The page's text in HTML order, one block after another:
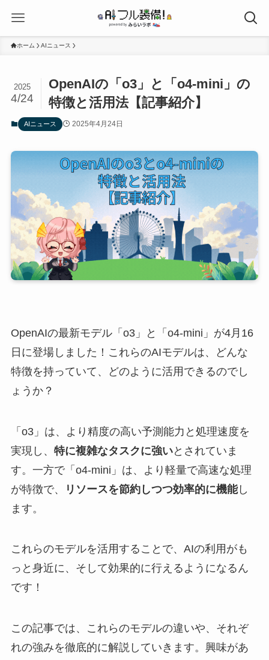
ホーム AIニュース
OpenAIの「o3」と「o4-mini」の
特徴と活用法【記事紹介】
2025
4/24
AIニュース 2025年4月24日
OpenAIの最新モデル「o3」と「o4-mini」が4月16
日に登場しました！これらのAIモデルは、どんな
特徴を持っていて、どのように活用できるのでし
ょうか？
「o3」は、より精度の高い予測能力と処理速度を
実現し、 特に複雑なタスクに強いとされていま
す。一方で「o4-mini」は、より軽量で高速な処理
が特徴で、
リソースを節約しつつ効率的に機能し
ます。
これらのモデルを活用することで、AIの利用がも
っと身近に、そして効果的に行えるようになるん
です！
この記事では、これらのモデルの違いや、それぞ
れの強みを徹底的に解説していきます。興味があ